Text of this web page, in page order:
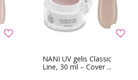
NANI UV gelis Classic
Line, 30 ml – Cover ...